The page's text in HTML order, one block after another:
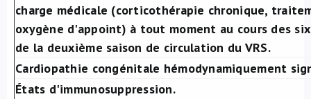
charge médicale (corticothérapie chronique,
oxygène d'appoint) à tout moment au cours des
de la deuxième saison de circulation du VRS.
Cardiopathie congénitale hémodynamiquement
États d'immunosuppression.​